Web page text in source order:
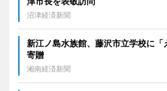
沼津経済新聞
新江ノ島水族館、藤沢市立学校に「
寄贈
湘南経済新聞